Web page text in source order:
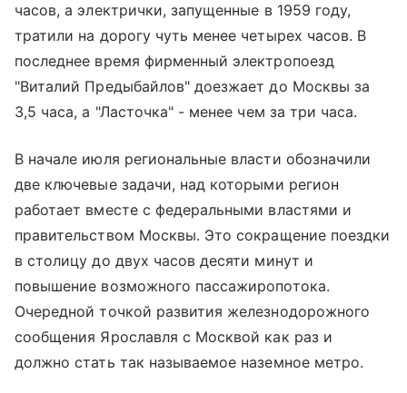
часов, а электрички, запущенные в 1959 году,
тратили на дорогу чуть менее четырех часов. В
последнее время фирменный электропоезд
"Виталий Предыбайлов" доезжает до Москвы за
3,5 часа, а "Ласточка" - менее чем за три часа.
В начале июля региональные власти обозначили
две ключевые задачи, над которыми регион
работает вместе с федеральными властями и
правительством Москвы. Это сокращение поездки
в столицу до двух часов десяти минут и
повышение возможного пассажиропотока.
Очередной точкой развития железнодорожного
сообщения Ярославля с Москвой как раз и
должно стать так называемое наземное метро.